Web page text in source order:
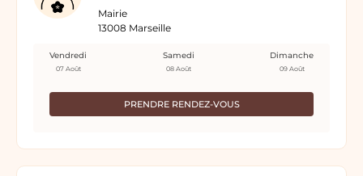
Mairie
13008 Marseille
PRENDRE RENDEZ-VOUS
Vendredi
07 Août
Samedi
08 Août
Dimanche
09 Août